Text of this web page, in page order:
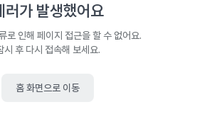
러가 발생했어요
로 인해 페이지 접근을 할 수 없어요.
시 후 다시 접속해 보세요.
홈 화면으로 이동